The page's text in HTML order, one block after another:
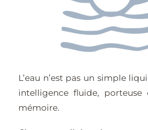
L’eau n’est pas un simple
intelligence fluide,
mémoire.